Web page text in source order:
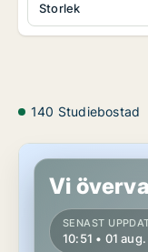
Storlek
140 Studiebostad
Rum i Flen
Vi
SENAST
10:51 • 01 aug.